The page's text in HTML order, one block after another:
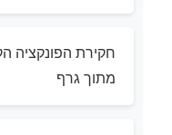
חקירת הפונקציה
מתוך גרף